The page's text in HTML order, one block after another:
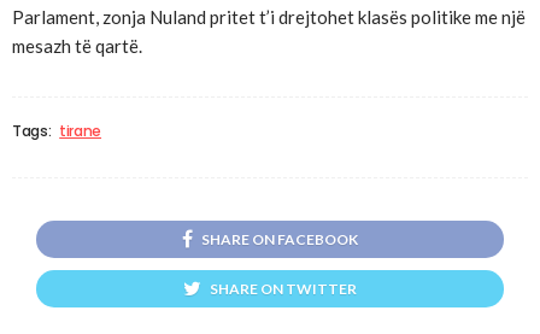
Parlament, zonja Nuland pritet t’i drejtohet klasës politike me një
mesazh të qartë.
Tags: tirane
SHARE ON FACEBOOK
SHARE ON TWITTER